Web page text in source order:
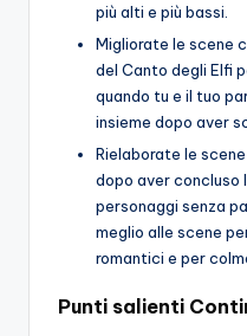
più alti e più bassi.
Migliorate le scene
del Canto degli Elfi
quando tu e il tuo
insieme dopo aver
Rielaborate le
dopo aver concluso
personaggi senza
meglio alle scene
romantici e per
Punti salienti